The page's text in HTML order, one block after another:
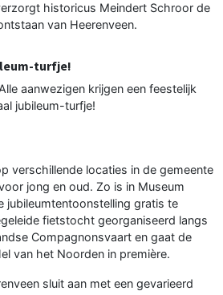
historicus Meindert Schroor de
van Heerenveen.
turfje!
aanwezigen krijgen een feestelijk
jubileum-turfje!
verschillende locaties in de gemeente
jong en oud. Zo is in Museum
jubileumtentoonstelling gratis te
fietstocht georganiseerd langs
Compagnonsvaart en gaat de
van het Noorden in première.
sluit aan met een gevarieerd